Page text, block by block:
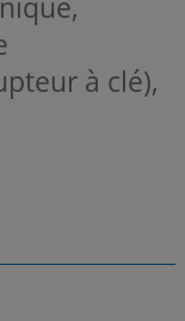
à clé),